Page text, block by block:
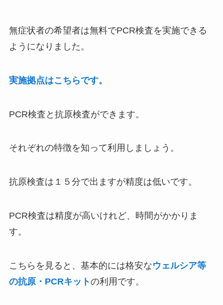
無症状者の希望者は無料でPCR検査を実施できる
ようになりました。
実施拠点はこちらです。
PCR検査と抗原検査ができます。
それぞれの特徴を知って利用しましょう。
抗原検査は１５分で出ますが精度は低いです。
PCR検査は精度が高いけれど、時間がかかりま
す。
こちらを見ると、基本的には格安なウェルシア等
の抗原・PCRキットの利用です。